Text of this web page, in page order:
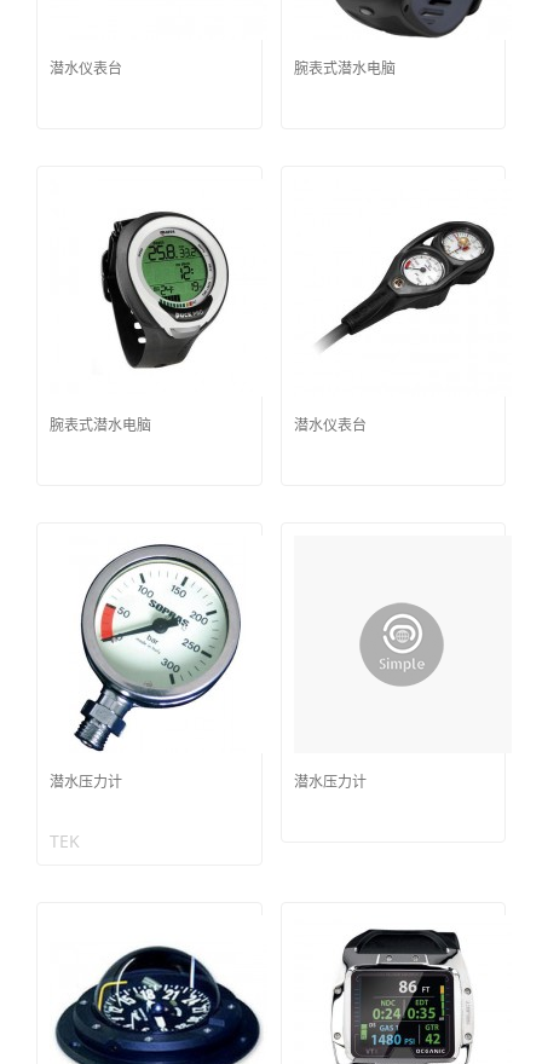
潜水仪表台 腕表式潜水电脑
腕表式潜水电脑 潜水仪表台
潜水压力计
TEK
潜水压力计